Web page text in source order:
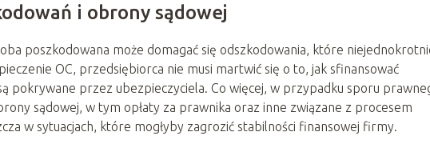
i obrony sądowej
poszkodowana może domagać się odszkodowania, które
OC, przedsiębiorca nie musi martwić się o to, jak sfinansować
pokrywane przez ubezpieczyciela. Co więcej, w przypadku sporu
sądowej, w tym opłaty za prawnika oraz inne związane z procesem
w sytuacjach, które mogłyby zagrozić stabilności finansowej firmy.